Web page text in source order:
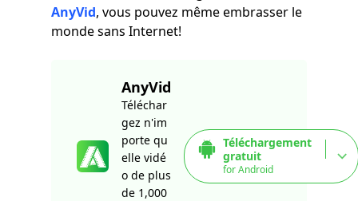
AnyVid, vous pouvez même embrasser le
monde sans Internet!
AnyVid
Téléchar
gez n'im
porte qu
elle vidé
o de plus
de 1,000
Téléchargement
gratuit
for Android